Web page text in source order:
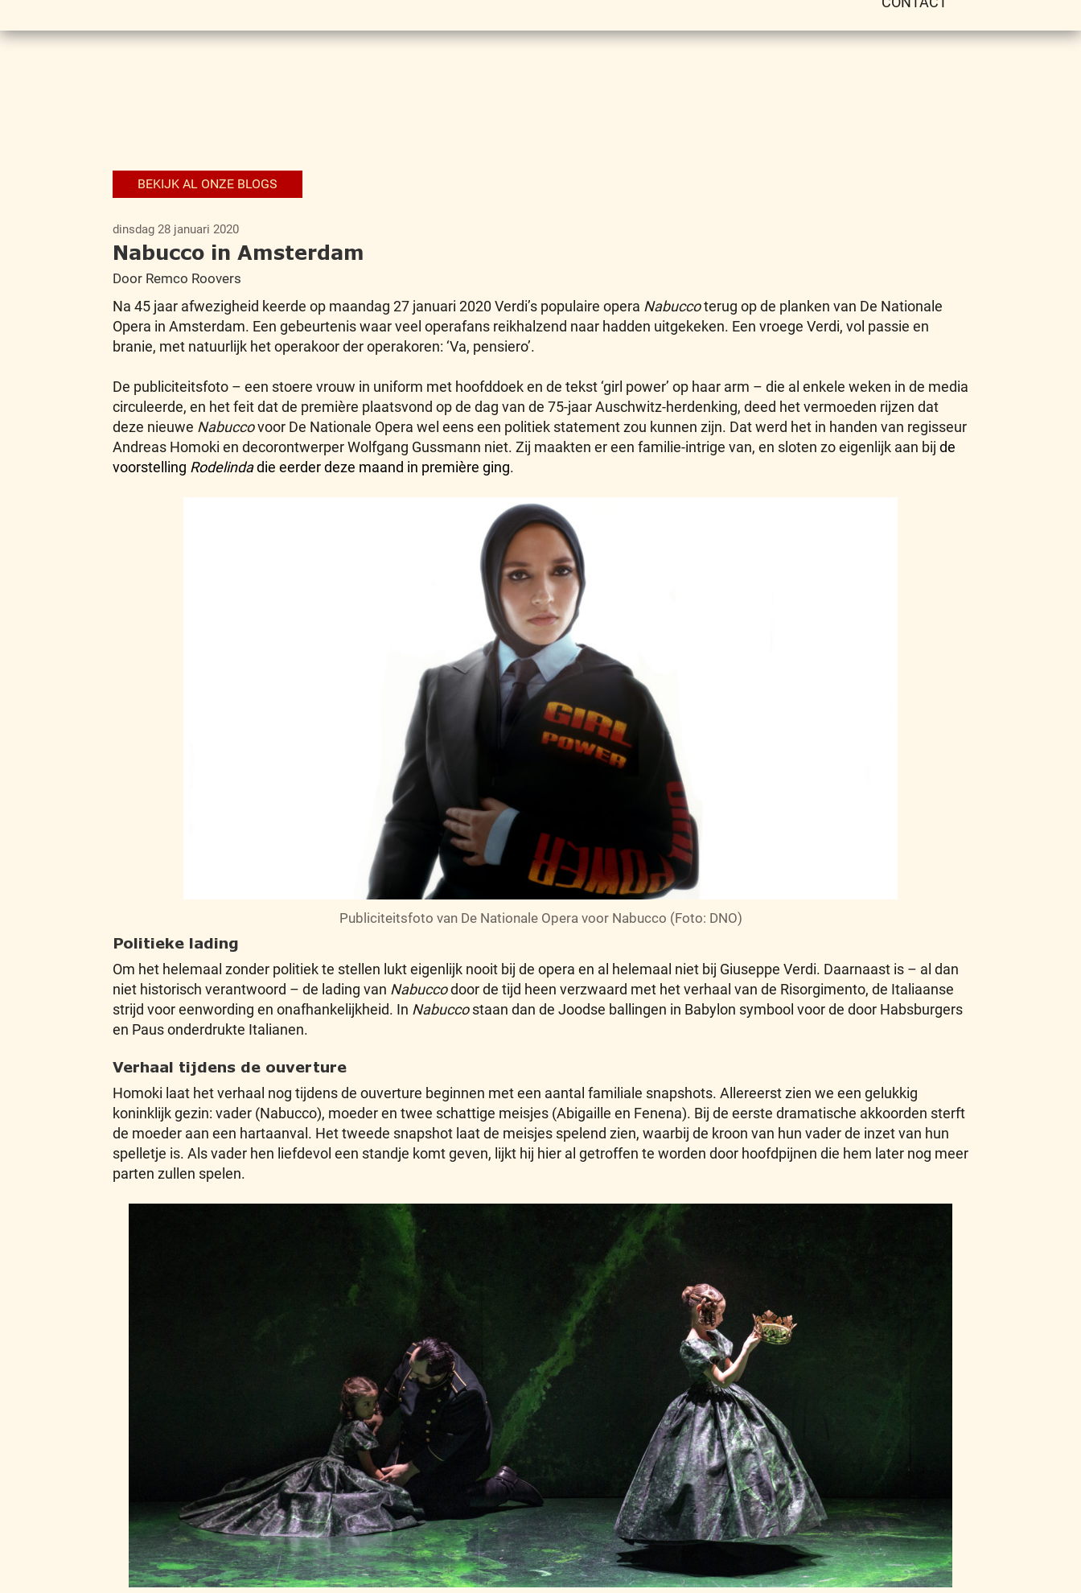
BEKIJK AL ONZE BLOGS
dinsdag 28 januari 2020
Nabucco in Amsterdam
Door Remco Roovers
Na 45 jaar afwezigheid keerde op maandag 27 januari 2020 Verdi’s populaire opera Nabuccoterug op de planken van De Nationale
Opera in Amsterdam. Een gebeurtenis waar veel operafans reikhalzend naar hadden uitgekeken. Een vroege Verdi, vol passie en
branie, met natuurlijk het operakoor der operakoren: ‘Va, pensiero’.
De publiciteitsfoto – een stoere vrouw in uniform met hoofddoek en de tekst ‘girl power’ op haar arm – die al enkele weken in de media
circuleerde, en het feit dat de première plaatsvond op de dag van de 75-jaar Auschwitz-herdenking, deed het vermoeden rijzen dat
deze nieuwe Nabuccovoor De Nationale Opera wel eens een politiek statement zou kunnen zijn. Dat werd het in handen van regisseur
Andreas Homoki en decorontwerper Wolfgang Gussmann niet. Zij maakten er een familie-intrige van, en sloten zo eigenlijk aan bij de
voorstelling Rodelindadie eerder deze maand in première ging.
Publiciteitsfoto van De Nationale Opera voor Nabucco (Foto: DNO)
Politieke lading
Om het helemaal zonder politiek te stellen lukt eigenlijk nooit bij de opera en al helemaal niet bij Giuseppe Verdi. Daarnaast is – al dan
niet historisch verantwoord – de lading van Nabuccodoor de tijd heen verzwaard met het verhaal van de Risorgimento, de Italiaanse
strijd voor eenwording en onafhankelijkheid. In Nabuccostaan dan de Joodse ballingen in Babylon symbool voor de door Habsburgers
en Paus onderdrukte Italianen.
Verhaal tijdens de ouverture
Homoki laat het verhaal nog tijdens de ouverture beginnen met een aantal familiale snapshots. Allereerst zien we een gelukkig
koninklijk gezin: vader (Nabucco), moeder en twee schattige meisjes (Abigaille en Fenena). Bij de eerste dramatische akkoorden sterft
de moeder aan een hartaanval. Het tweede snapshot laat de meisjes spelend zien, waarbij de kroon van hun vader de inzet van hun
spelletje is. Als vader hen liefdevol een standje komt geven, lijkt hij hier al getroffen te worden door hoofdpijnen die hem later nog meer
parten zullen spelen.